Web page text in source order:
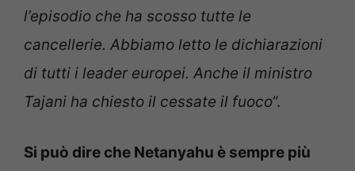
l’episodio che ha scosso tutte le
cancellerie. Abbiamo letto le dichiarazioni
di tutti i leader europei. Anche il ministro
Tajani ha chiesto il cessate il fuoco“.
Si può dire che Netanyahu è sempre più